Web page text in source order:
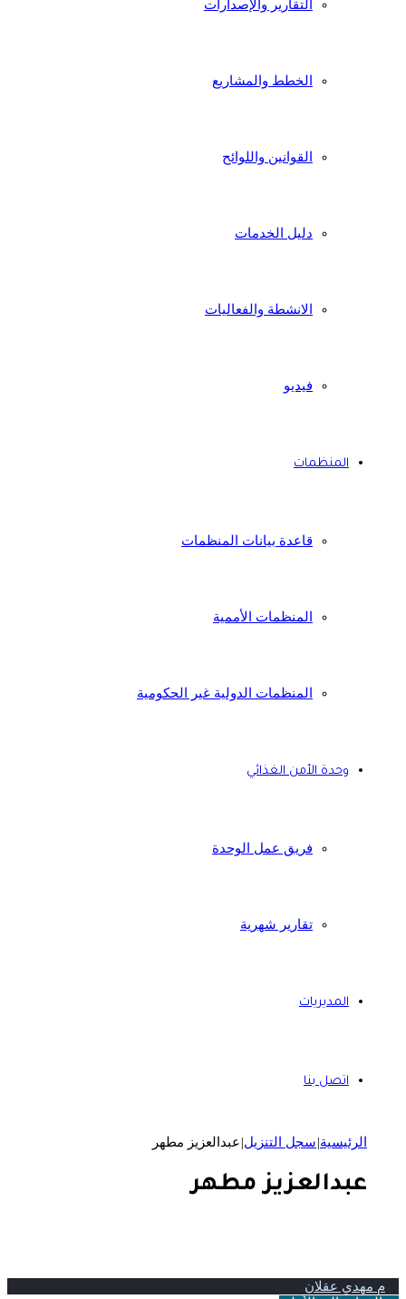
التقارير والإصدارات
الخطط والمشاريع
القوانين واللوائح
دليل الخدمات
الانشطة والفعاليات
فيديو
المنظمات
قاعدة بيانات المنظمات
المنظمات الأممية
المنظمات الدولية غير الحكومية
وحدة الأمن الغذائي
فريق عمل الوحدة
تقارير شهرية
المديريات
اتصل بنا
الرئيسية|سجل التنزيل|عبدالعزيز مطهر
عبدالعزيز مطهر
م مهدي عقلان